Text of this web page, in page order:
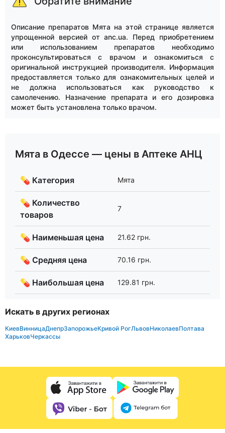
15
Описание препаратов Мята на этой странице является
упрощенной версией от anc.ua. Перед приобретением
или использованием препаратов необходимо
проконсультироваться с врачом и ознакомиться с
оригинальной инструкцией производителя. Информация
предоставляется только для ознакомительных целей и
не должна использоваться как руководство к
самолечению. Назначение препарата и его дозировка
может быть установлена только врачом.
Мята в Одессе — цены в Аптеке АНЦ
💊 Категория Мята
💊 Количество
товаров
7
💊 Наименьшая цена 21.62 грн.
💊 Средняя цена 70.16 грн.
💊 Наибольшая цена 129.81 грн.
Искать в других регионах
КиевВинницаДнепрЗапорожьеКривой РогЛьвовНиколаевПолтава
ХарьковЧеркассы